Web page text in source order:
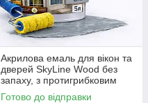
Акрилова емаль для вікон та
дверей SkyLine Wood без
запаху, з протигрибковим
ефектом, сіра, 5 л
Готово до відправки